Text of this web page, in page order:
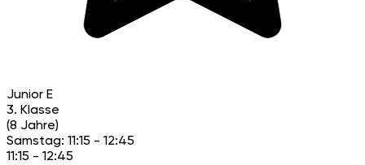
Junior E
3. Klasse
(8 Jahre)
Samstag: 11:15 - 12:45
11:15 - 12:45